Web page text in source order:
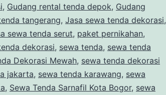
, Gudang rental tenda depok, Gudang
tangerang, Jasa sewa tenda dekorasi,
sewa tenda serut, paket pernikahan,
dekorasi, sewa tenda, sewa tenda
Dekorasi Mewah, sewa tenda dekorasi
jakarta, sewa tenda karawang, sewa
, Sewa Tenda Sarnafil Kota Bogor, sewa